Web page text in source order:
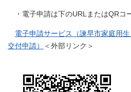
・電子申請は下のURLまたはQRコ
電子申請サービス（諫早市家庭用
交付申請）​
＜外部リンク＞